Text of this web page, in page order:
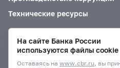
Технические ресурсы
Версия для
На сайте Банка России
используются файлы cookie
Оставаясь на www.cbr.ru, вы